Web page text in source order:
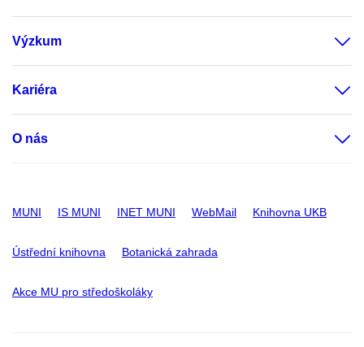
Výzkum
Kariéra
O nás
MUNI IS MUNI INET MUNI WebMail Knihovna UKB
Ústřední knihovna Botanická zahrada
Akce MU pro středoškoláky